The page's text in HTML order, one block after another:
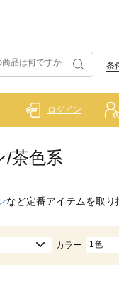
条
ログイン
/茶色系
など定番アイテムを取り
カラー 1色